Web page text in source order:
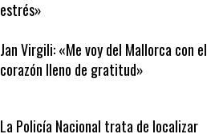
momentos de angustia y ataques de
estrés»
Jan Virgili: «Me voy del Mallorca con el